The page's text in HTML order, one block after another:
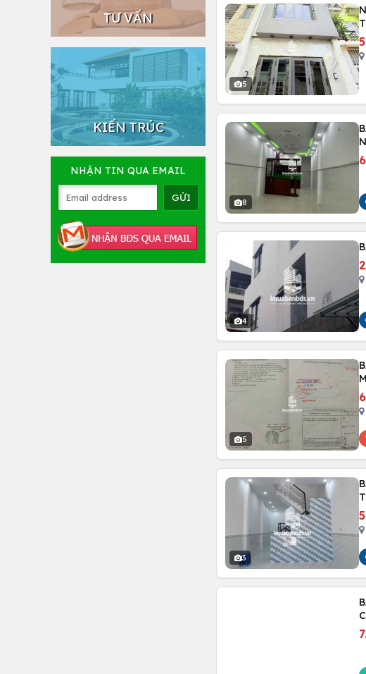
TƯ VẤN
KIẾN TRÚC
NHẬN TIN QUA EMAIL
5
8
4
5
3